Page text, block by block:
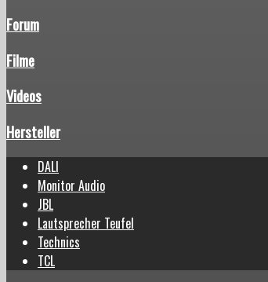
Forum
Filme
Videos
Hersteller
DALI
Monitor Audio
JBL
Lautsprecher Teufel
Technics
TCL